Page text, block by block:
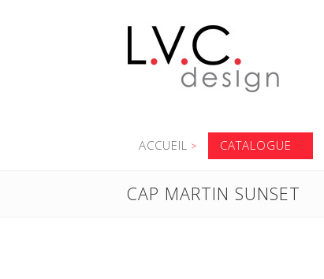
ACCUEIL CATALOGUE
CAP MARTIN SUNSET